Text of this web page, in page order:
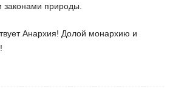
законами природы.
Анархия! Долой монархию и